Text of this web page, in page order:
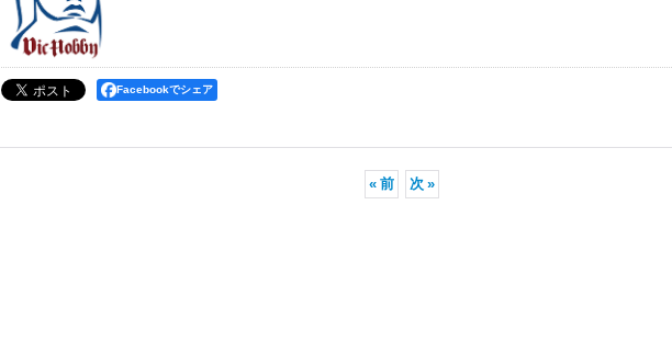
Facebookでシェア
« 前 次 »